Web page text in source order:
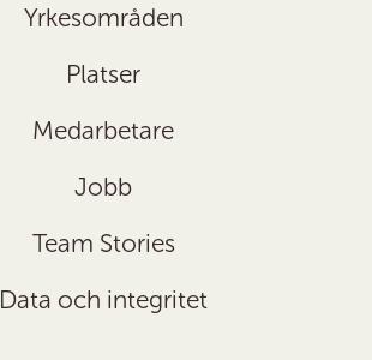
Yrkesområden
Platser
Medarbetare
Jobb
Team Stories
Data och integritet